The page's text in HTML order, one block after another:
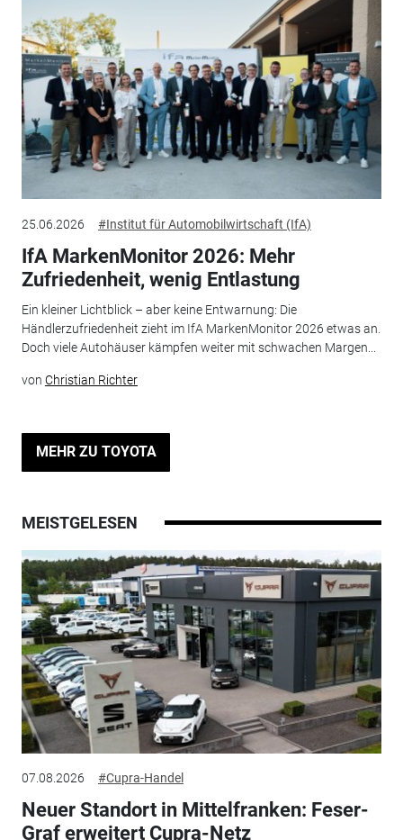
25.06.2026 #Institut für Automobilwirtschaft (IfA)
IfA MarkenMonitor 2026: Mehr
Zufriedenheit, wenig Entlastung
Ein kleiner Lichtblick – aber keine Entwarnung: Die
Händlerzufriedenheit zieht im IfA MarkenMonitor 2026 etwas an.
Doch viele Autohäuser kämpfen weiter mit schwachen Margen...
von Christian Richter
MEHR ZU TOYOTA
MEISTGELESEN
07.08.2026 #Cupra-Handel
Neuer Standort in Mittelfranken: Feser-
Graf erweitert Cupra-Netz